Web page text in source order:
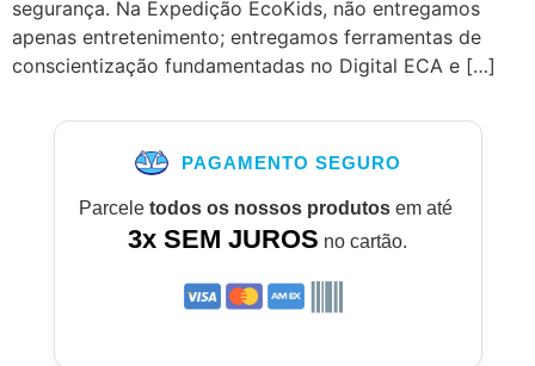
segurança. Na Expedição EcoKids, não entregamos
apenas entretenimento; entregamos ferramentas de
conscientização fundamentadas no Digital ECA e […]
PAGAMENTO SEGURO
Parcele todos os nossos produtosem até
3x SEM JUROS no cartão.